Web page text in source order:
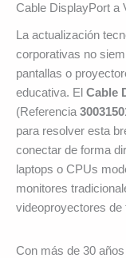
Cable DisplayPort a
La actualización
corporativas no
pantallas o
educativa. El Cable
(Referencia
para resolver esta
conectar de forma
laptops o CPUs
monitores
videoproyectores de
Con más de 30